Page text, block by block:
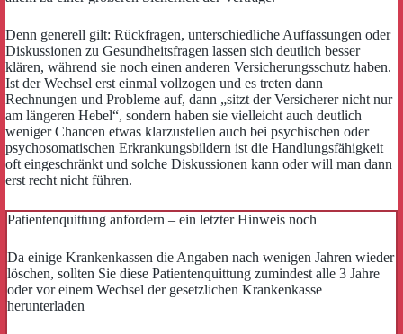
Denn generell gilt: Rückfragen, unterschiedliche Auffassungen oder
Diskussionen zu Gesundheitsfragen lassen sich deutlich besser
klären, während sie noch einen anderen Versicherungsschutz haben.
Ist der Wechsel erst einmal vollzogen und es treten dann
Rechnungen und Probleme auf, dann „sitzt der Versicherer nicht nur
am längeren Hebel“, sondern haben sie vielleicht auch deutlich
weniger Chancen etwas klarzustellen auch bei psychischen oder
psychosomatischen Erkrankungsbildern ist die Handlungsfähigkeit
oft eingeschränkt und solche Diskussionen kann oder will man dann
erst recht nicht führen.
Patientenquittung anfordern – ein letzter Hinweis noch
Da einige Krankenkassen die Angaben nach wenigen Jahren wieder
löschen, sollten Sie diese Patientenquittung zumindest alle 3 Jahre
oder vor einem Wechsel der gesetzlichen Krankenkasse
herunterladen